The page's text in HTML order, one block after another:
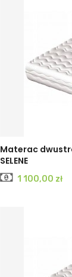
Materac
SELENE
Cena
1 100,00 zł